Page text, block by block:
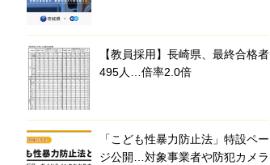
【教員採用】長崎県、最終合格者
495人…倍率2.0倍
「こども性暴力防止法」特設ペー
ジ公開…対象事業者や防犯カメラ